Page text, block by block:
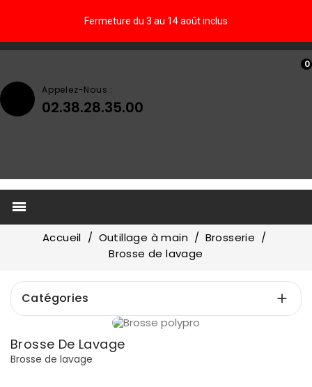
Fermeture du 3 au 14 août inclus
0
Appelez-Nous :
02.38.28.35.00

Accueil Outillage à main
Brosserie
Brosse de lavage
Prix
€
Catégories 
Brosse De Lavage
Brosse de lavage